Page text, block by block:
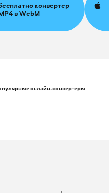
конвертер
в WebM
онлайн-конвертеры